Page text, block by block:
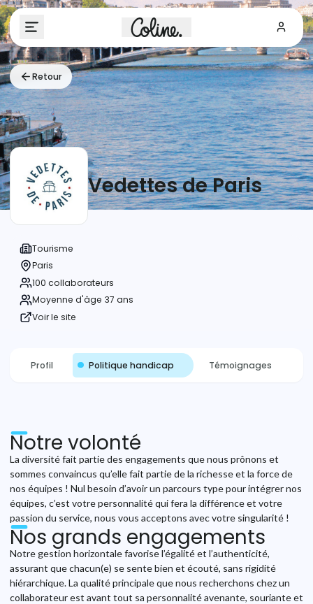
Retour
Vedettes de Paris
Tourisme
Paris
100 collaborateurs
Moyenne d'âge 37 ans
Voir le site
Profil Politique handicap Témoignages
Notre volonté
La diversité fait partie des engagements que nous prônons et
sommes convaincus qu’elle fait partie de la richesse et la force de
nos équipes ! Nul besoin d’avoir un parcours type pour intégrer nos
équipes, c’est votre personnalité qui fera la différence et votre
passion du service, nous vous acceptons avec votre singularité !
Nos grands engagements
Notre gestion horizontale favorise l’égalité et l’authenticité,
assurant que chacun(e) se sente bien et écouté, sans rigidité
hiérarchique. La qualité principale que nous recherchons chez un
collaborateur est avant tout sa personnalité avenante, souriante et